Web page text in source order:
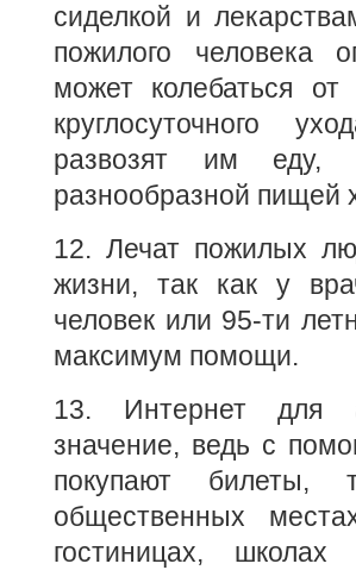
сиделкой и
пожилого человека
может колебаться
круглосуточного
развозят им
разнообразной пищей
12. Лечат пожилых
жизни, так как у
человек или 95-ти
максимум помощи.
13. Интернет для
значение, ведь с
покупают
общественных
гостиницах,